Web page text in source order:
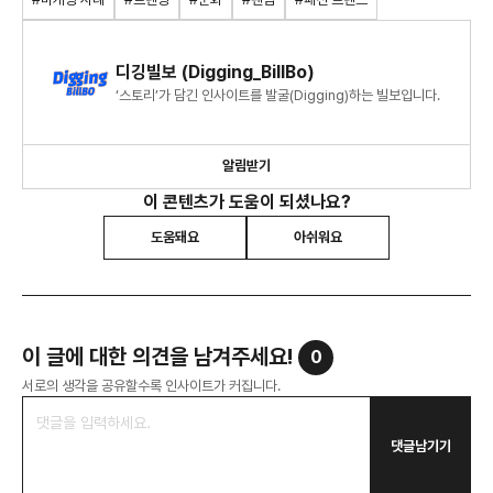
디깅빌보 (Digging_BillBo)
‘스토리’가 담긴 인사이트를 발굴(Digging)하는 빌보입니다.
알림받기
이 콘텐츠가 도움이 되셨나요?
도움돼요 아쉬워요
이 글에 대한 의견을 남겨주세요! 0
서로의 생각을 공유할수록 인사이트가 커집니다.
댓글남기기